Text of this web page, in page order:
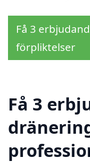
Få 3
förpliktelser
Få 3